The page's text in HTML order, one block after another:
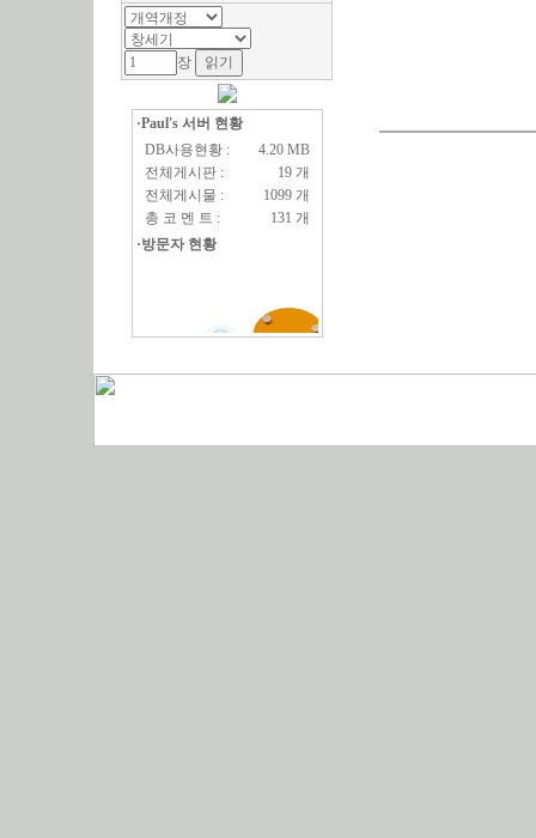
장
·Paul's 서버 현황
DB사용현황 :
4.20 MB
전체게시판 :
19 개
전체게시물 :
1099 개
총 코 멘 트 :
131 개
·방문자 현황